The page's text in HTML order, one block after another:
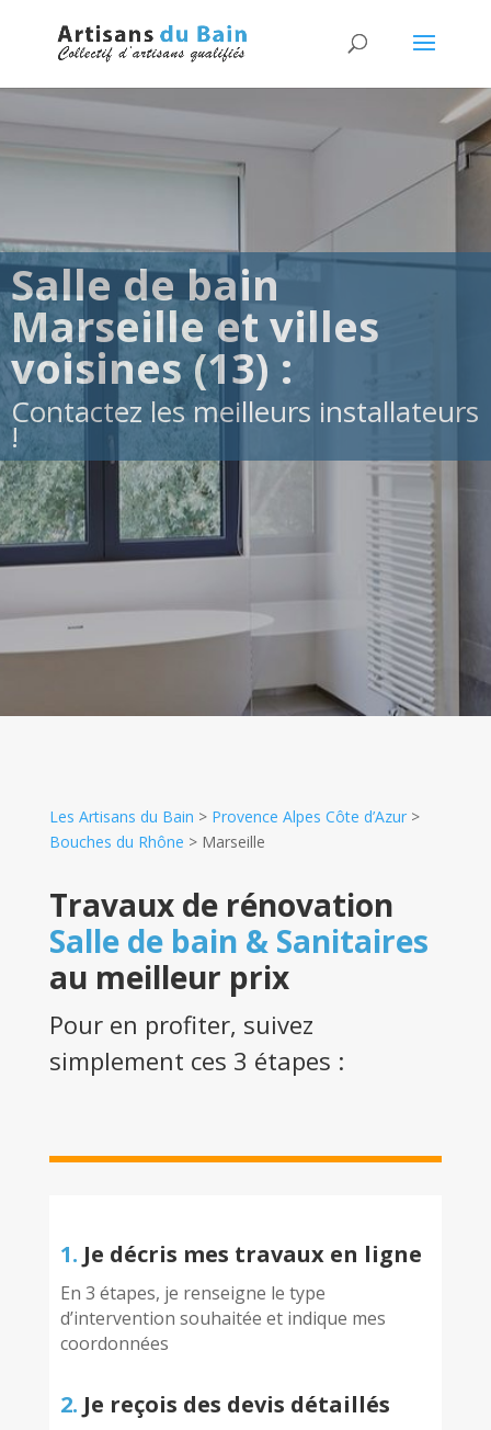
Salle de bain
Marseille et villes
voisines (13) :
Contactez les meilleurs installateurs
!
Les Artisans du Bain > Provence Alpes Côte d’Azur>
Bouches du Rhône > Marseille
Travaux de rénovation
Salle de bain & Sanitaires
au meilleur prix
Pour en profiter, suivez
simplement ces 3 étapes :
1. Je décris mes travaux en ligne
En 3 étapes, je renseigne le type
d’intervention souhaitée et indique mes
coordonnées
2. Je reçois des devis détaillés